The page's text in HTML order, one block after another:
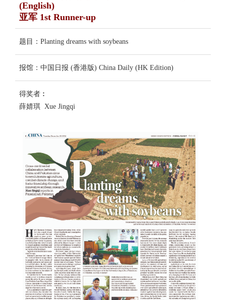
(English)
亚军 1st Runner-up
题目：Planting dreams with soybeans
报馆：中国日报 (香港版) China Daily (HK Edition)
得奖者︰
薛婧琪 Xue Jingqi